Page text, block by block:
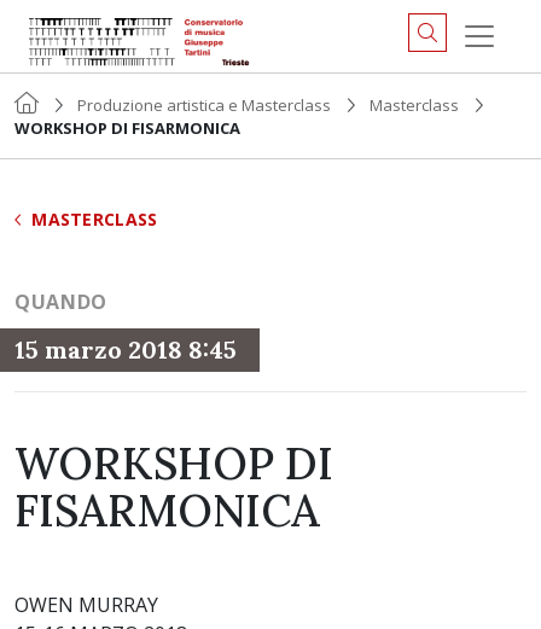
Produzione artistica e Masterclass
Masterclass
WORKSHOP DI FISARMONICA
MASTERCLASS
QUANDO
15 marzo 2018 8:45
WORKSHOP DI
FISARMONICA
OWEN MURRAY